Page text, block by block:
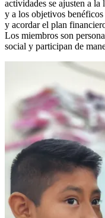
actividades se ajusten a
y a los objetivos
y acordar el plan
Los miembros son
social y participan de